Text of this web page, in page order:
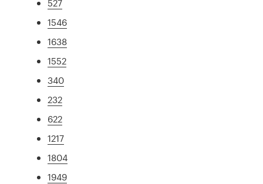
527
1546
1638
1552
340
232
622
1217
1804
1949